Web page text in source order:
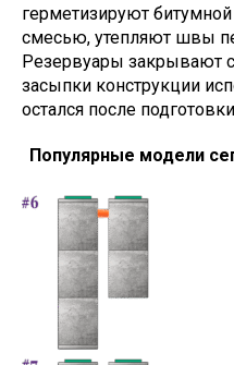
герметизируют
смесью, утепляют швы
Резервуары закрывают
засыпки конструкции
остался после
Популярные модели